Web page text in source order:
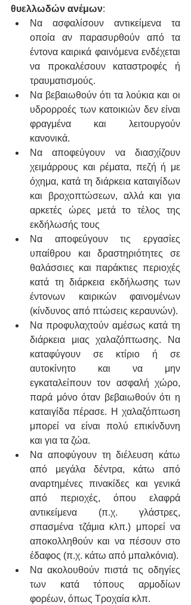
θυελλωδών ανέμων:
Να ασφαλίσουν αντικείμενα τα
οποία αν παρασυρθούν από τα
έντονα καιρικά φαινόμενα ενδέχεται
να προκαλέσουν καταστροφές ή
τραυματισμούς.
Να βεβαιωθούν ότι τα λούκια και οι
υδρορροές των κατοικιών δεν είναι
φραγμένα και λειτουργούν
κανονικά.
Να αποφεύγουν να διασχίζουν
χειμάρρους και ρέματα, πεζή ή με
όχημα, κατά τη διάρκεια καταιγίδων
και βροχοπτώσεων, αλλά και για
αρκετές ώρες μετά το τέλος της
εκδήλωσής τους
Να αποφεύγουν τις εργασίες
υπαίθρου και δραστηριότητες σε
θαλάσσιες και παράκτιες περιοχές
κατά τη διάρκεια εκδήλωσης των
έντονων καιρικών φαινομένων
(κίνδυνος από πτώσεις κεραυνών).
Να προφυλαχτούν αμέσως κατά τη
διάρκεια μιας χαλαζόπτωσης. Να
καταφύγουν σε κτίριο ή σε
αυτοκίνητο και να μην
εγκαταλείπουν τον ασφαλή χώρο,
παρά μόνο όταν βεβαιωθούν ότι η
καταιγίδα πέρασε. Η χαλαζόπτωση
μπορεί να είναι πολύ επικίνδυνη
και για τα ζώα.
Να αποφύγουν τη διέλευση κάτω
από μεγάλα δέντρα, κάτω από
αναρτημένες πινακίδες και γενικά
από περιοχές, όπου ελαφρά
αντικείμενα (π.χ. γλάστρες,
σπασμένα τζάμια κλπ.) μπορεί να
αποκολληθούν και να πέσουν στο
έδαφος (π.χ. κάτω από μπαλκόνια).
Να ακολουθούν πιστά τις οδηγίες
των κατά τόπους αρμοδίων
φορέων, όπως Τροχαία κλπ.